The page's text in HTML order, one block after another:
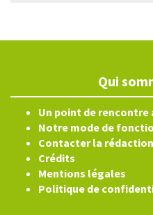
Qui
Un point de rencontre
Notre mode de
Contacter la
Crédits
Mentions légales
Politique de